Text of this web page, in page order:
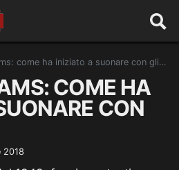
come ha iniziato a suonare con gli AC/DC?
COME HA
CON
2018